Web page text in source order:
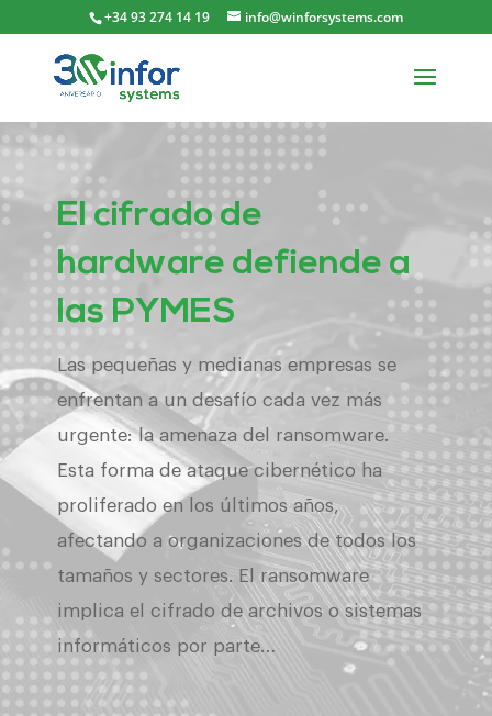
+34 93 274 14 19 info@winforsystems.com
El cifrado de
hardware defiende a
las PYMES
Las pequeñas y medianas empresas se
enfrentan a un desafío cada vez más
urgente: la amenaza del ransomware.
Esta forma de ataque cibernético ha
proliferado en los últimos años,
afectando a organizaciones de todos los
tamaños y sectores. El ransomware
implica el cifrado de archivos o sistemas
informáticos por parte…